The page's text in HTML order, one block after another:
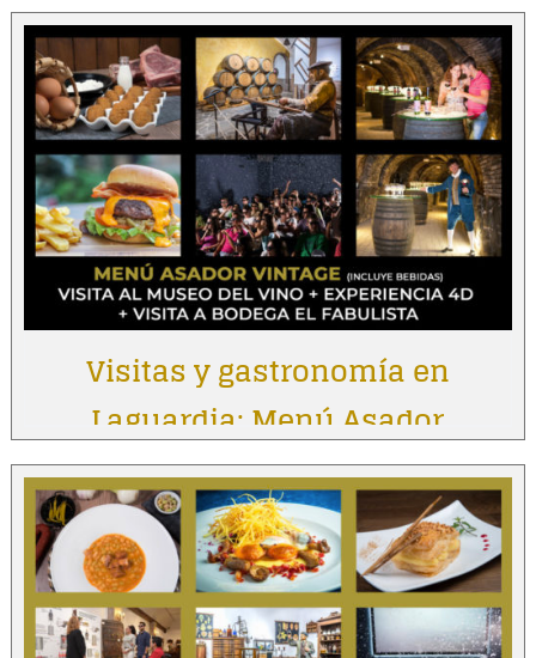
Visitas y gastronomía en
Laguardia: Menú Asador
Vintage